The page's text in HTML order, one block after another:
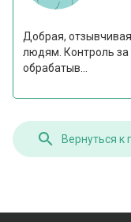
Добрая,
людям. Контроль
обрабатыв...
Вернуться к